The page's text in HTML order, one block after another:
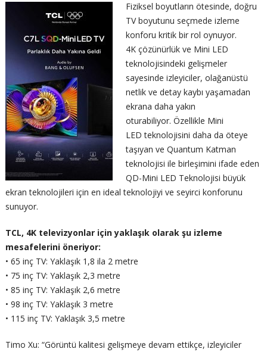
Fiziksel boyutların ötesinde, doğru
TV boyutunu seçmede izleme
konforu kritik bir rol oynuyor.
4K çözünürlük ve Mini LED
teknolojisindeki gelişmeler
sayesinde izleyiciler, olağanüstü
netlik ve detay kaybı yaşamadan
ekrana daha yakın
oturabiliyor. Özellikle Mini
LED teknolojisini daha da öteye
taşıyan ve Quantum Katman
teknolojisi ile birleşimini ifade eden
QD-Mini LED Teknolojisi büyük
ekran teknolojileri için en ideal teknolojiyi ve seyirci konforunu
sunuyor.
TCL, 4K televizyonlar için yaklaşık olarak şu izleme
mesafelerini öneriyor:
• 65 inç TV: Yaklaşık 1,8 ila 2 metre
• 75 inç TV: Yaklaşık 2,3 metre
• 85 inç TV: Yaklaşık 2,6 metre
• 98 inç TV: Yaklaşık 3 metre
• 115 inç TV: Yaklaşık 3,5 metre
Timo Xu: “Görüntü kalitesi gelişmeye devam ettikçe, izleyiciler